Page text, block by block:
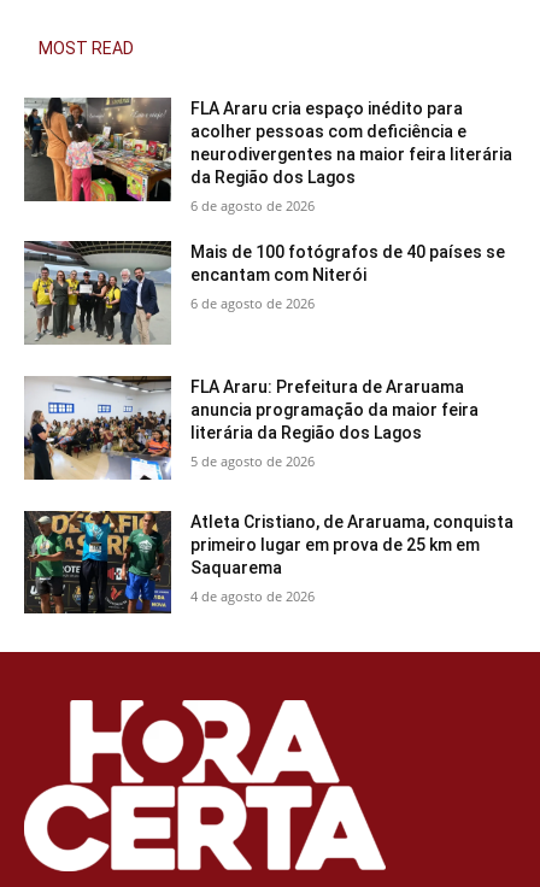
MOST READ
FLA Araru cria espaço inédito para
acolher pessoas com deficiência e
neurodivergentes na maior feira literária
da Região dos Lagos
6 de agosto de 2026
Mais de 100 fotógrafos de 40 países se
encantam com Niterói
6 de agosto de 2026
FLA Araru: Prefeitura de Araruama
anuncia programação da maior feira
literária da Região dos Lagos
5 de agosto de 2026
Atleta Cristiano, de Araruama, conquista
primeiro lugar em prova de 25 km em
Saquarema
4 de agosto de 2026